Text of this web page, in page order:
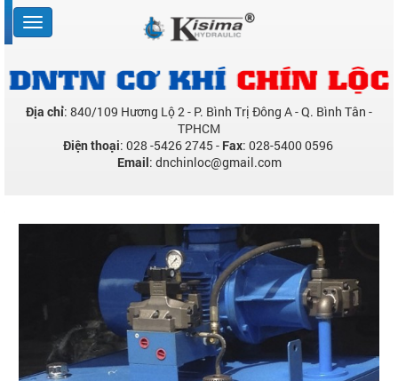
Địa chỉ: 840/109 Hương Lộ 2 - P. Bình Trị Đông A - Q. Bình Tân -
TPHCM
Điện thoại: 028 -5426 2745 - Fax: 028-5400 0596
Email: dnchinloc@gmail.com